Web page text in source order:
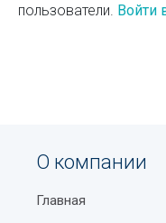
пользователи. Войти
О компании
Главная